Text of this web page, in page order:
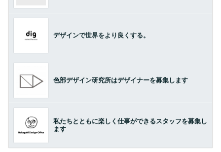
デザインで世界をより良くする。
色部デザイン研究所はデザイナーを募集します
私たちとともに楽しく仕事ができるスタッフを募集し
ます